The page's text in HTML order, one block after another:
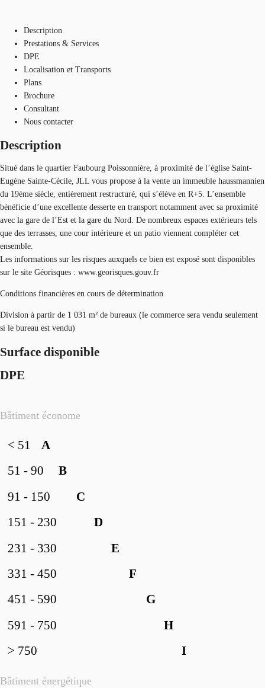
Description
Prestations & Services
DPE
Localisation et Transports
Plans
Brochure
Consultant
Nous contacter
Description
Situé dans le quartier Faubourg Poissonnière, à proximité de l’église Saint-
Eugène Sainte-Cécile, JLL vous propose à la vente un immeuble haussmannien
du 19ème siècle, entièrement restructuré, qui s’élève en R+5. L’ensemble
bénéficie d’une excellente desserte en transport notamment avec sa proximité
avec la gare de l’Est et la gare du Nord. De nombreux espaces extérieurs tels
que des terrasses, une cour intérieure et un patio viennent compléter cet
ensemble.
Les informations sur les risques auxquels ce bien est exposé sont disponibles
sur le site Géorisques : www.georisques.gouv.fr
Conditions financières en cours de détermination
Division à partir de 1 031 m² de bureaux (le commerce sera vendu seulement
si le bureau est vendu)
Surface disponible
DPE
Bâtiment économe
Bâtiment énergétique
A
< 51
B
51 - 90
C
91 - 150
D
151 - 230
E
231 - 330
F
331 - 450
G
451 - 590
H
591 - 750
I
> 750